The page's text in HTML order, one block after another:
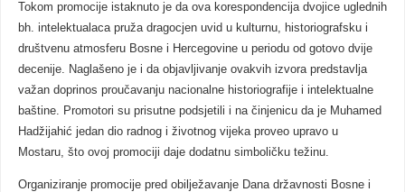
Tokom promocije istaknuto je da ova korespondencija dvojice uglednih
bh. intelektualaca pruža dragocjen uvid u kulturnu, historiografsku i
društvenu atmosferu Bosne i Hercegovine u periodu od gotovo dvije
decenije. Naglašeno je i da objavljivanje ovakvih izvora predstavlja
važan doprinos proučavanju nacionalne historiografije i intelektualne
baštine. Promotori su prisutne podsjetili i na činjenicu da je Muhamed
Hadžijahić jedan dio radnog i životnog vijeka proveo upravo u
Mostaru, što ovoj promociji daje dodatnu simboličku težinu.
Organiziranje promocije pred obilježavanje Dana državnosti Bosne i